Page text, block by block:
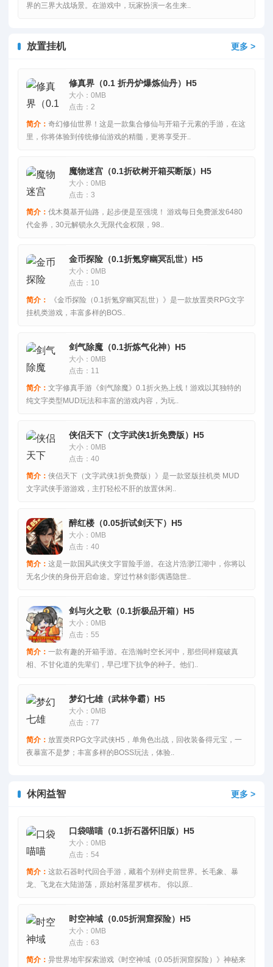
界的三界大战场景。在游戏中，玩家扮演一名生来..
放置挂机 更多 >
修真界（0.1 折丹炉爆炼仙丹）H5
大小：0MB
点击：2
简介： 奇幻修仙世界！这是一款集合修仙与开箱子元素的手游，在这
里，你将体验到传统修仙游戏的精髓，更将享受开..
魔物迷宫（0.1折砍树开箱买断版）H5
大小：0MB
点击：3
简介： 伐木奠基开仙路，起步便是至强境！ 游戏每日免费派发6480
代金券，30元解锁永久无限代金权限，98..
金币探险（0.1折氪穿幽冥乱世）H5
大小：0MB
点击：10
简介：
《金币探险（0.1折氪穿幽冥乱世）》是一款放置类RPG文字
挂机类游戏，丰富多样的BOS..
剑气除魔（0.1折炼气化神）H5
大小：0MB
点击：11
简介： 文字修真手游《剑气除魔》0.1折火热上线！游戏以其独特的
纯文字类型MUD玩法和丰富的游戏内容，为玩..
侠侣天下（文字武侠1折免费版）H5
大小：0MB
点击：40
简介： 侠侣天下（文字武侠1折免费版）》是一款竖版挂机类 MUD
文字武侠手游游戏，主打轻松不肝的放置休闲..
醉红楼（0.05折试剑天下）H5
大小：0MB
点击：40
简介： 这是一款国风武侠文字冒险手游。在这片浩渺江湖中，你将以
无名少侠的身份开启命途。穿过竹林剑影偶遇隐世..
剑与火之歌（0.1折极品开箱）H5
大小：0MB
点击：55
简介： 一款有趣的开箱手游。在浩瀚时空长河中，那些同样窥破真
相、不甘化道的先辈们，早已埋下抗争的种子。他们..
梦幻七雄（武林争霸）H5
大小：0MB
点击：77
简介： 放置类RPG文字武侠H5，单角色出战，回收装备得元宝，一
夜暴富不是梦；丰富多样的BOSS玩法，体验..
休闲益智 更多 >
口袋喵喵（0.1折石器怀旧版）H5
大小：0MB
点击：54
简介： 这款石器时代回合手游，藏着个别样史前世界。长毛象、暴
龙、飞龙在大陆游荡，原始村落星罗棋布。 你以原..
时空神域（0.05折洞窟探险）H5
大小：0MB
点击：63
简介： 异世界地牢探索游戏《时空神域（0.05折洞窟探险）》神秘来